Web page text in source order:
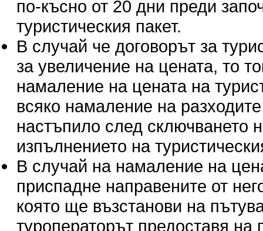
по-късно от 20 дни преди
туристическия пакет.
В случай че договорът за
за увеличение на цената, то
намаление на цената на
всяко намаление на
настъпило след сключването
изпълнението на
В случай на намаление на
приспадне направените от
която ще възстанови на
туроператорът предоставя на